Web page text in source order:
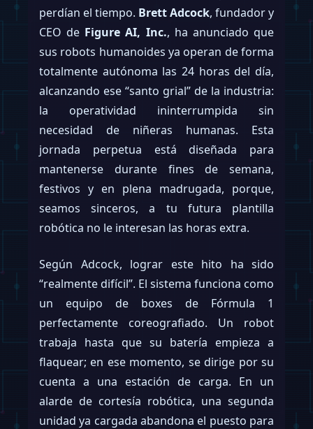
perdían el tiempo. Brett Adcock, fundador y
CEO de Figure AI, Inc., ha anunciado que
sus robots humanoides ya operan de forma
totalmente autónoma las 24 horas del día,
alcanzando ese “santo grial” de la industria:
la operatividad ininterrumpida sin
necesidad de niñeras humanas. Esta
jornada perpetua está diseñada para
mantenerse durante fines de semana,
festivos y en plena madrugada, porque,
seamos sinceros, a tu futura plantilla
robótica no le interesan las horas extra.
Según Adcock, lograr este hito ha sido
“realmente difícil”. El sistema funciona como
un equipo de boxes de Fórmula 1
perfectamente coreografiado. Un robot
trabaja hasta que su batería empieza a
flaquear; en ese momento, se dirige por su
cuenta a una estación de carga. En un
alarde de cortesía robótica, una segunda
unidad ya cargada abandona el puesto para